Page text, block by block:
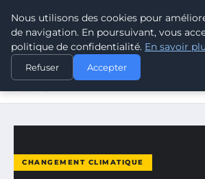
CLIMATE RESPONSE
ACCUEIL
CHANGEMENT CLIMATIQUE
DIFFUSER LA CULTURE DU BILAN
CHANGEMENT CLIMATIQUE
Nous utilisons des cookies pour
de navigation. En poursuivant, vous
politique de confidentialité. En savoir
Refuser Accepter